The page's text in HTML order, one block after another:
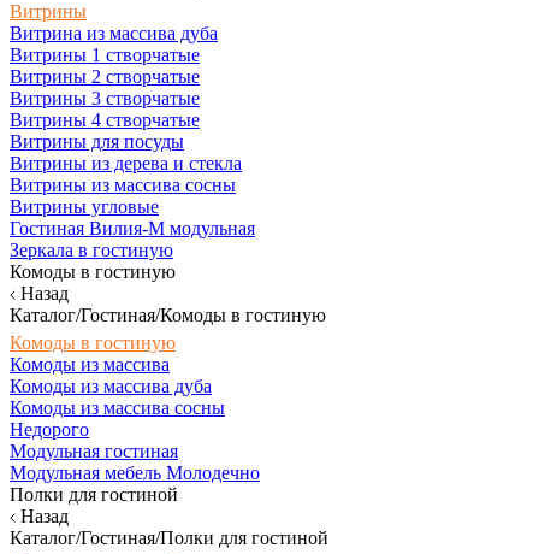
Витрины
Витрина из массива дуба
Витрины 1 створчатые
Витрины 2 створчатые
Витрины 3 створчатые
Витрины 4 створчатые
Витрины для посуды
Витрины из дерева и стекла
Витрины из массива сосны
Витрины угловые
Гостиная Вилия-М модульная
Зеркала в гостиную
Комоды в гостиную
Назад
Каталог/Гостиная/Комоды в гостиную
Комоды в гостиную
Комоды из массива
Комоды из массива дуба
Комоды из массива сосны
Недорого
Модульная гостиная
Модульная мебель Молодечно
Полки для гостиной
Назад
Каталог/Гостиная/Полки для гостиной